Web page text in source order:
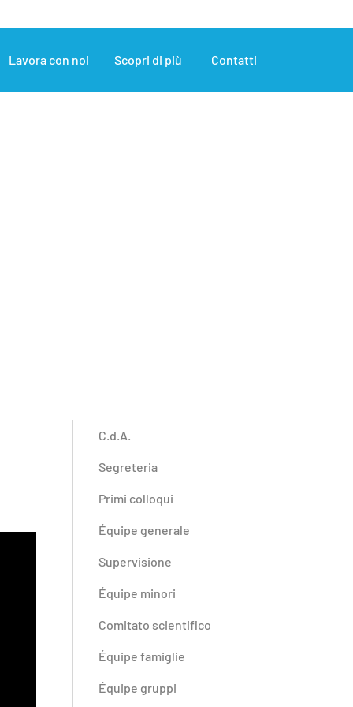
Lavora con noi Scopri di più Contatti
C.d.A.
Segreteria
Primi colloqui
Équipe generale
Supervisione
Équipe minori
Comitato scientifico
Équipe famiglie
Équipe gruppi